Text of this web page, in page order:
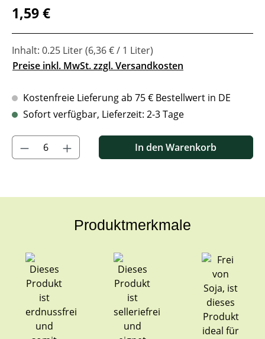
Regulärer Preis:
1,59 €
Inhalt: 0.25 Liter(6,36 € / 1 Liter)
Preise inkl. MwSt. zzgl. Versandkosten
Kostenfreie Lieferung ab 75 € Bestellwert in DE
Sofort verfügbar, Lieferzeit: 2-3 Tage
Produkt Anzahl: Gib den gewünschten Wert ein oder benutze
In den Warenkorb
Produktmerkmale